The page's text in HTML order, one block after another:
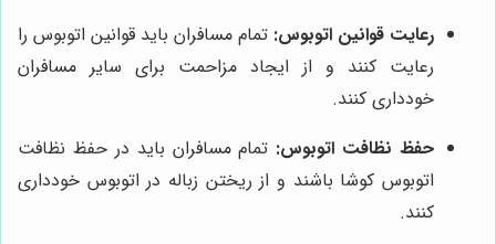
رعایت قوانین اتوبوس: تمام مسافران باید قوانین اتوبوس را
رعایت کنند و از ایجاد مزاحمت برای سایر مسافران
خودداری کنند.
حفظ نظافت اتوبوس: تمام مسافران باید در حفظ نظافت
اتوبوس کوشا باشند و از ریختن زباله در اتوبوس خودداری
کنند.